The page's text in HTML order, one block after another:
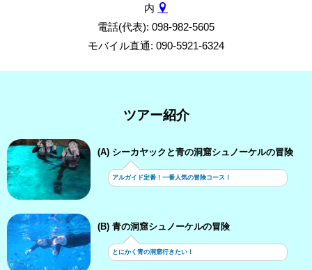
内
電話(代表): 098-982-5605
モバイル直通: 090-5921-6324
ツアー紹介
(A) シーカヤックと青の洞窟シュノーケルの冒険
アルガイド定番！一番人気の冒険コース！
(B) 青の洞窟シュノーケルの冒険
とにかく青の洞窟行きたい！